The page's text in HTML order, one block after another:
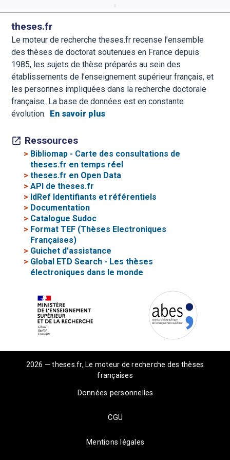
theses.fr
Le moteur de recherche theses.fr recense l’ensemble
des thèses de doctorat soutenues en France depuis
1985, les sujets de thèse préparés au sein des
établissements de l’enseignement supérieur français, et
les personnes impliquées dans la recherche doctorale
française. La base de données est en constante
évolution.
En savoir plus
Ressources
> Bibliomap - Carte des consultations de
theses.fr en temps réel
>theses.fr en Open Data
>API de theses.fr
> IdRef Identifiants et référentiels
> Documentation
> Catalogue Sudoc
> Format TEF (Thèses Electroniques
Françaises)
> Guichet d'assistance
> Global ETD Search - Les thèses
électroniques dans le monde
2026 — theses.fr, Le moteur de recherche des thèses
françaises
Données personnelles
CGU
Mentions légales